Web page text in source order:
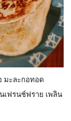
มะละกอทอด
ฟรนช์ฟราย เพลิน